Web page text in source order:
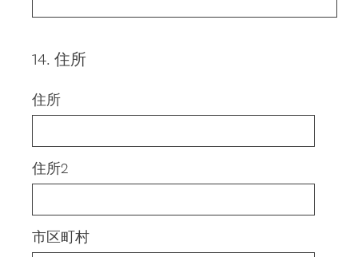
Question
14. 住所
住所
住所2
市区町村